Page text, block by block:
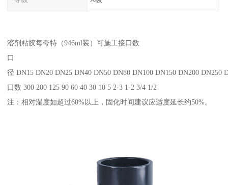
溶剂粘胶每夸特（946ml装）可施工接口数
口
径 DN15 DN20 DN25 DN40 DN50 DN80 DN100 DN150 DN200 DN250
口数 300 200 125 90 60 40 30 10 5 2-3 1-2 3/4 1/2
注：相对湿度如超过60%以上，固化时间建议应适度延长约50%。